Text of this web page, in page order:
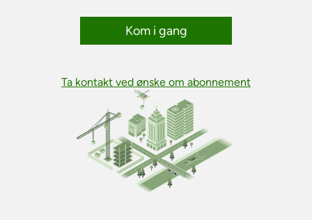
Kom i gang
Ta kontakt ved ønske om abonnement